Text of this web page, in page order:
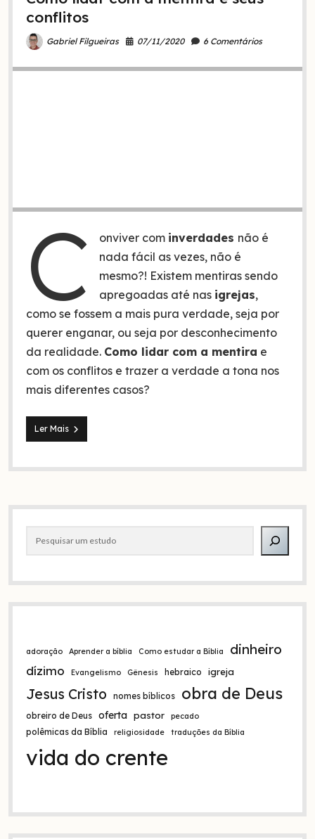
conflitos
Gabriel Filgueiras 07/11/2020 6 Comentários
C onviver com inverdades não é
nada fácil as vezes, não é
mesmo?! Existem mentiras sendo
apregoadas até nas igrejas,
como se fossem a mais pura verdade, seja por
querer enganar, ou seja por desconhecimento
da realidade. Como lidar com a mentira e
com os conflitos e trazer a verdade a tona nos
mais diferentes casos?
Ler MaisComo
lidar
a
Barra
lateral
adoração Aprender a bíblia Como estudar a Bíblia dinheiro
dízimo Evangelismo Gênesis hebraico igreja
Jesus Cristo nomes bíblicos obra de Deus
obreiro de Deus oferta pastor pecado
polêmicas da Bíblia religiosidade traduções da Bíblia
vida do crente